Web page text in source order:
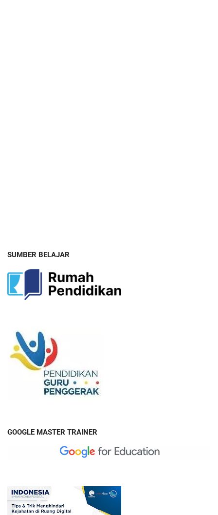
SUMBER BELAJAR
GOOGLE MASTER TRAINER